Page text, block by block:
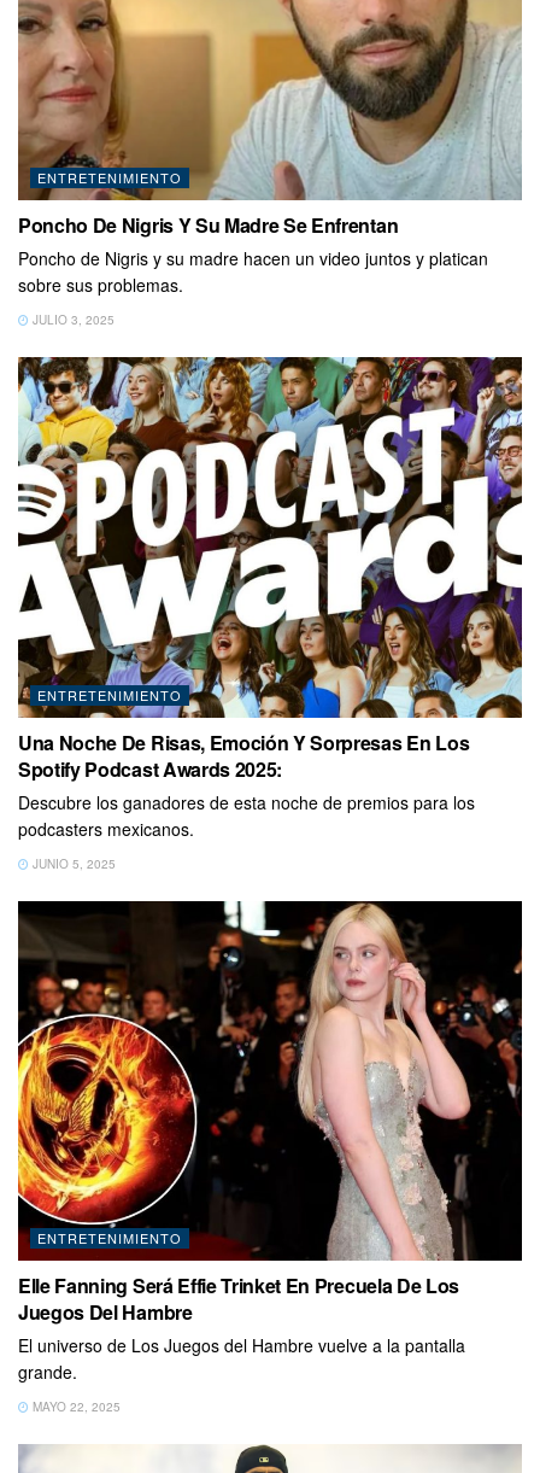
ENTRETENIMIENTO
Poncho De Nigris Y Su Madre Se Enfrentan
Poncho de Nigris y su madre hacen un video juntos y platican
sobre sus problemas.
JULIO 3, 2025
ENTRETENIMIENTO
Una Noche De Risas, Emoción Y Sorpresas En Los
Spotify Podcast Awards 2025:
Descubre los ganadores de esta noche de premios para los
podcasters mexicanos.
JUNIO 5, 2025
ENTRETENIMIENTO
Elle Fanning Será Effie Trinket En Precuela De Los
Juegos Del Hambre
El universo de Los Juegos del Hambre vuelve a la pantalla
grande.
MAYO 22, 2025